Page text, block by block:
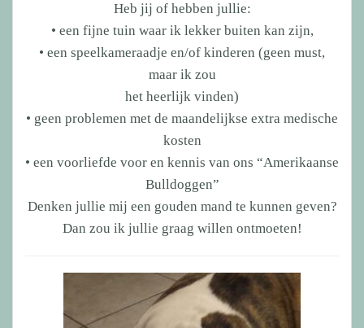
Heb jij of hebben jullie:
• een fijne tuin waar ik lekker buiten kan zijn,
• een speelkameraadje en/of kinderen (geen must,
maar ik zou
het heerlijk vinden)
• geen problemen met de maandelijkse extra medische
kosten
• een voorliefde voor en kennis van ons “Amerikaanse
Bulldoggen”
Denken jullie mij een gouden mand te kunnen geven?
Dan zou ik jullie graag willen ontmoeten!